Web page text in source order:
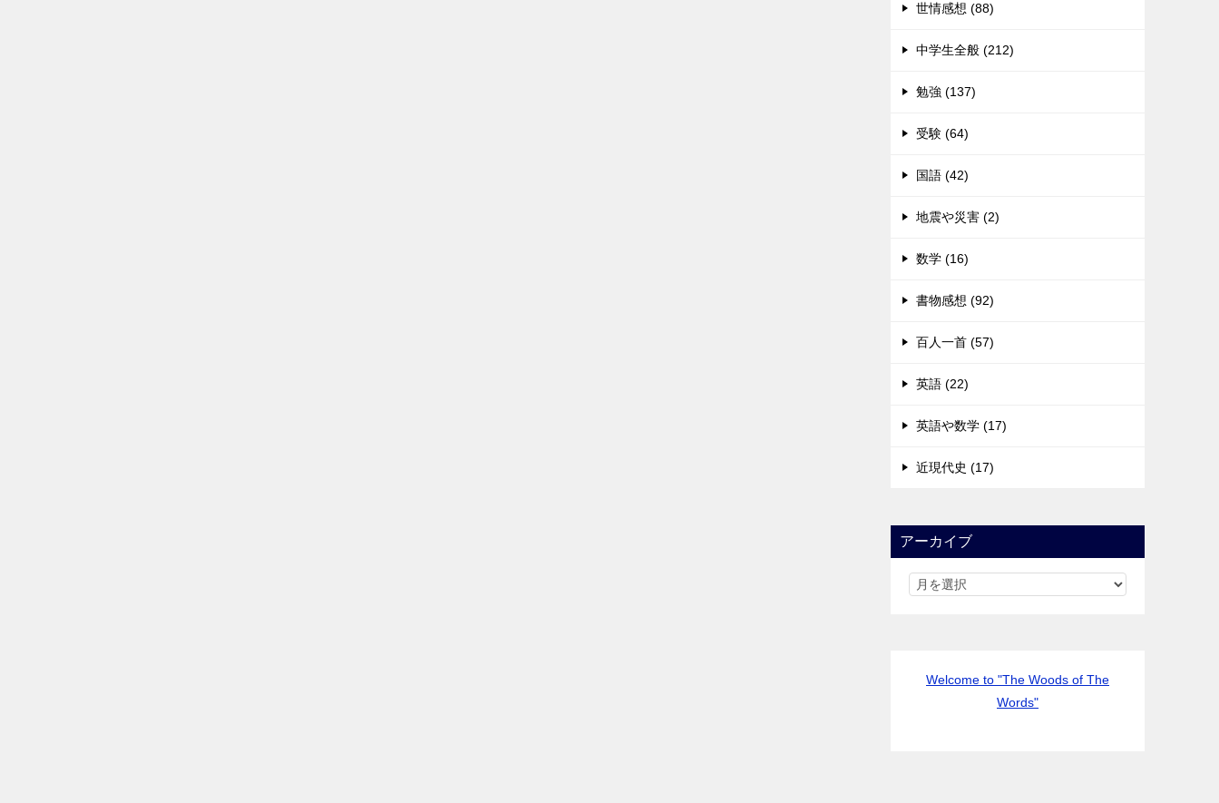
世情感想 (88)
中学生全般 (212)
勉強 (137)
受験 (64)
国語 (42)
地震や災害 (2)
数学 (16)
書物感想 (92)
百人一首 (57)
英語 (22)
英語や数学 (17)
近現代史 (17)
アーカイブ
Welcome to "The Woods of The
Words"